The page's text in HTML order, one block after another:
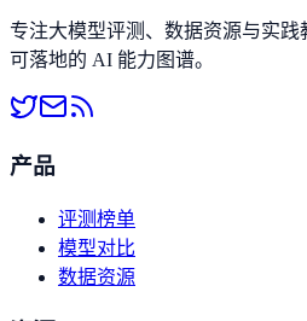
专注大模型评测、数据资源与实
可落地的 AI 能力图谱。
产品
评测榜单
模型对比
数据资源